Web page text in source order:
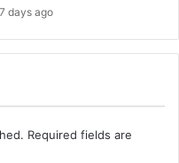
7 days ago
Required fields are